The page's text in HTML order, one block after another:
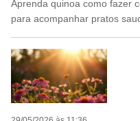
Aprenda quinoa como fazer
para acompanhar pratos